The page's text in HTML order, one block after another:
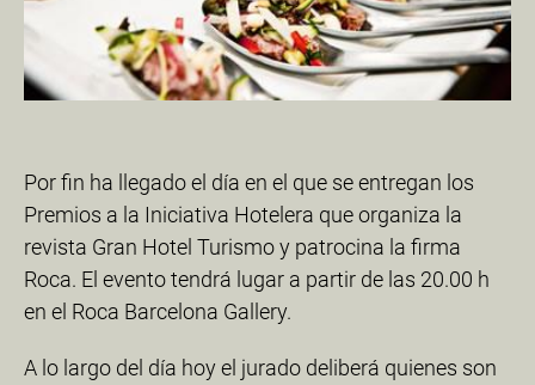
Por fin ha llegado el día en el que se entregan los
Premios a la Iniciativa Hotelera que organiza la
revista Gran Hotel Turismo y patrocina la firma
Roca. El evento tendrá lugar a partir de las 20.00 h
en el Roca Barcelona Gallery.
A lo largo del día hoy el jurado deliberá quienes son